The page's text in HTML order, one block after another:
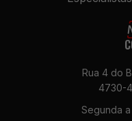
Rua 4 do
4730-
Segunda